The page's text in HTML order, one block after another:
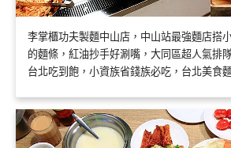
李掌櫃功夫製麵中山店，中山站最強麵店搭
的麵條，紅油抄手好涮嘴，大同區超人氣排
台北吃到飽，小資族省錢族必吃，台北美食